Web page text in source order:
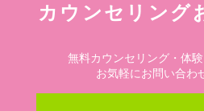
カウンセリング
無料カウンセリング・体
お気軽にお問い合わ